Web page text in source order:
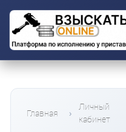
Главная
Личный
кабинет